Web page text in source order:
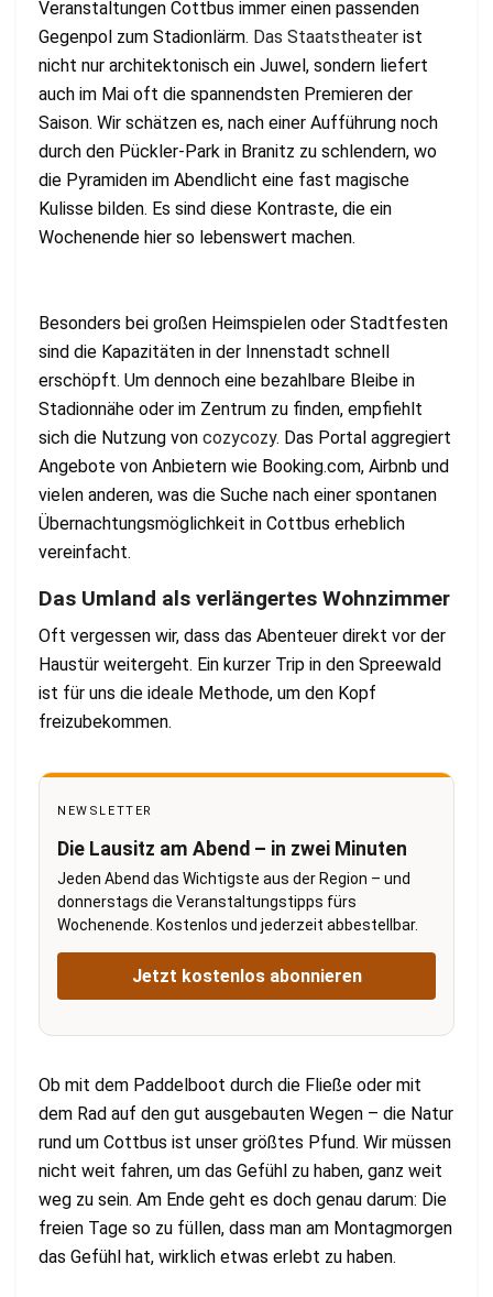
Veranstaltungen Cottbus immer einen passenden
Gegenpol zum Stadionlärm. Das Staatstheater ist
nicht nur architektonisch ein Juwel, sondern liefert
auch im Mai oft die spannendsten Premieren der
Saison. Wir schätzen es, nach einer Aufführung noch
durch den Pückler-Park in Branitz zu schlendern, wo
die Pyramiden im Abendlicht eine fast magische
Kulisse bilden. Es sind diese Kontraste, die ein
Wochenende hier so lebenswert machen.
Besonders bei großen Heimspielen oder Stadtfesten
sind die Kapazitäten in der Innenstadt schnell
erschöpft. Um dennoch eine bezahlbare Bleibe in
Stadionnähe oder im Zentrum zu finden, empfiehlt
sich die Nutzung von cozycozy. Das Portal aggregiert
Angebote von Anbietern wie Booking.com, Airbnb und
vielen anderen, was die Suche nach einer spontanen
Übernachtungsmöglichkeit in Cottbus erheblich
vereinfacht.
Das Umland als verlängertes Wohnzimmer
Oft vergessen wir, dass das Abenteuer direkt vor der
Haustür weitergeht. Ein kurzer Trip in den Spreewald
ist für uns die ideale Methode, um den Kopf
freizubekommen.
NEWSLETTER
Die Lausitz am Abend – in zwei Minuten
Jeden Abend das Wichtigste aus der Region – und
donnerstags die Veranstaltungstipps fürs
Wochenende. Kostenlos und jederzeit abbestellbar.
Jetzt kostenlos abonnieren
Ob mit dem Paddelboot durch die Fließe oder mit
dem Rad auf den gut ausgebauten Wegen – die Natur
rund um Cottbus ist unser größtes Pfund. Wir müssen
nicht weit fahren, um das Gefühl zu haben, ganz weit
weg zu sein. Am Ende geht es doch genau darum: Die
freien Tage so zu füllen, dass man am Montagmorgen
das Gefühl hat, wirklich etwas erlebt zu haben.